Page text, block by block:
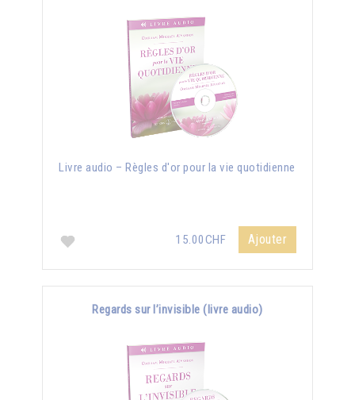
Livre audio – Règles d'or pour la vie quotidienne
15.00CHF Ajouter
Regards sur l’invisible (livre audio)